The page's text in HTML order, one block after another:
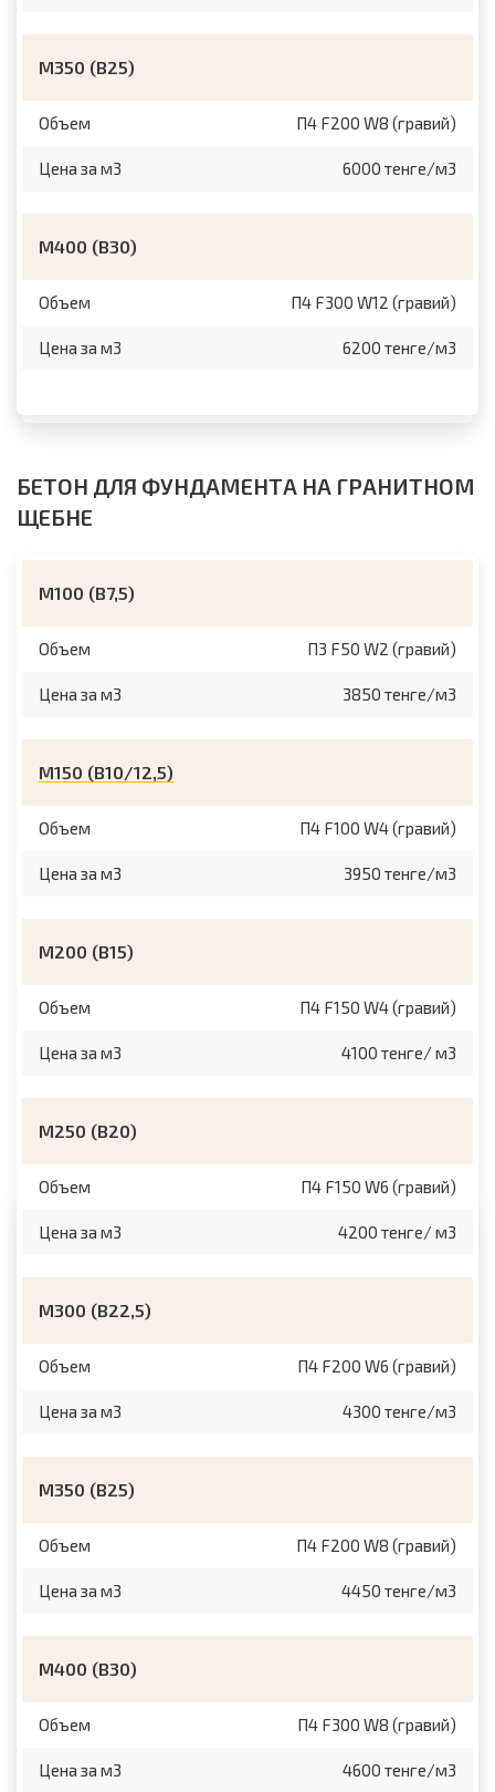
М350 (B25)
Объем П4 F200 W8 (гравий)
Цена за м3 6000 тенге/м3
М400 (B30)
Объем П4 F300 W12 (гравий)
Цена за м3 6200 тенге/м3
БЕТОН ДЛЯ ФУНДАМЕНТА НА ГРАНИТНОМ
ЩЕБНЕ
М100 (B7,5)
Объем П3 F50 W2 (гравий)
Цена за м3 3850 тенге/м3
М150 (B10/12,5)
Объем П4 F100 W4 (гравий)
Цена за м3 3950 тенге/м3
М200 (B15)
Объем П4 F150 W4 (гравий)
Цена за м3 4100 тенге/ м3
М250 (B20)
Объем П4 F150 W6 (гравий)
Цена за м3 4200 тенге/ м3
М300 (B22,5)
Объем П4 F200 W6 (гравий)
Цена за м3 4300 тенге/м3
М350 (B25)
Объем П4 F200 W8 (гравий)
Цена за м3 4450 тенге/м3
М400 (B30)
Объем П4 F300 W8 (гравий)
Цена за м3 4600 тенге/м3